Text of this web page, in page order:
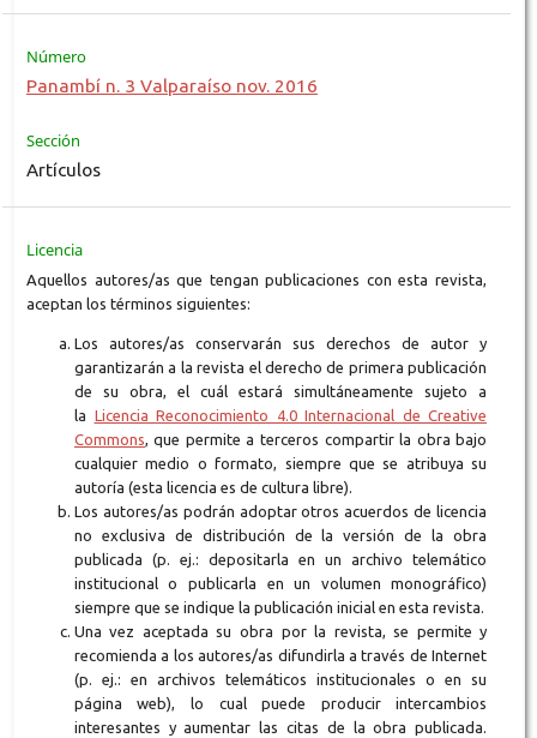
Número
Panambí n. 3 Valparaíso nov. 2016
Sección
Artículos
Licencia
Aquellos autores/as que tengan publicaciones con esta revista,
aceptan los términos siguientes:
Los autores/as conservarán sus derechos de autor y
garantizarán a la revista el derecho de primera publicación
de su obra, el cuál estará simultáneamente sujeto a
la Licencia Reconocimiento 4.0 Internacional de Creative
Commons , que permite a terceros compartir la obra bajo
cualquier medio o formato, siempre que se atribuya su
autoría (esta licencia es de cultura libre).
Los autores/as podrán adoptar otros acuerdos de licencia
no exclusiva de distribución de la versión de la obra
publicada (p. ej.: depositarla en un archivo telemático
institucional o publicarla en un volumen monográfico)
siempre que se indique la publicación inicial en esta revista.
Una vez aceptada su obra por la revista, se permite y
recomienda a los autores/as difundirla a través de Internet
(p. ej.: en archivos telemáticos institucionales o en su
página web), lo cual puede producir intercambios
interesantes y aumentar las citas de la obra publicada.